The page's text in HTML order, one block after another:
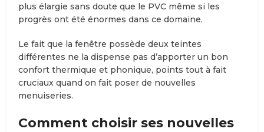
plus élargie sans doute que le PVC même si les
progrès ont été énormes dans ce domaine.
Le fait que la fenêtre possède deux teintes
différentes ne la dispense pas d’apporter un bon
confort thermique et phonique, points tout à fait
cruciaux quand on fait poser de nouvelles
menuiseries.
Comment choisir ses nouvelles